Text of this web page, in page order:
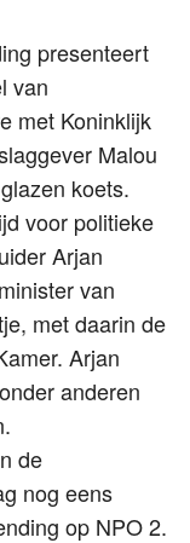
presenteert
van
met Koninklijk
Malou
koets.
voor politieke
Arjan
van
met daarin de
Arjan
anderen
de
nog eens
op NPO 2.